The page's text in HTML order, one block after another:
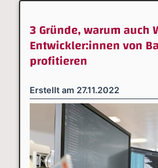
3 Gründe, warum auch
Entwickler:innen von
profitieren
Erstellt am 27.11.2022